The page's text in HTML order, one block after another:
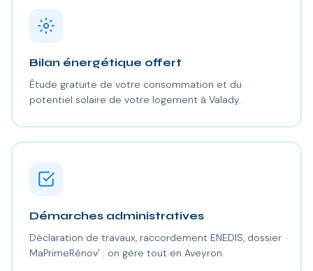
Bilan énergétique offert
Étude gratuite de votre consommation et du
potentiel solaire de votre logement à Valady.
Démarches administratives
Déclaration de travaux, raccordement ENEDIS, dossier
MaPrimeRénov' : on gère tout en Aveyron.